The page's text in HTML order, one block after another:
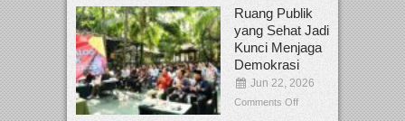
Ruang Publik
yang Sehat Jadi
Kunci Menjaga
Demokrasi
Jun 22, 2026
Comments Off